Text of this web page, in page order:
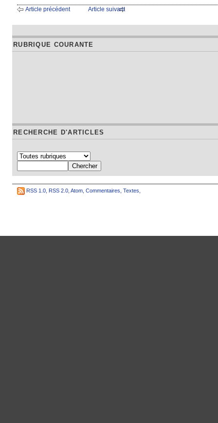
Article précédent Article suivant
RUBRIQUE COURANTE
RECHERCHE D'ARTICLES
RSS 1.0 RSS 2.0 Atom Commentaires Textes